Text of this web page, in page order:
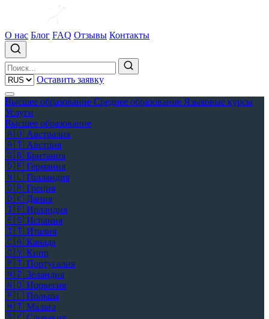
О нас Блог FAQ Отзывы Контакты
Оставить заявку
Высшее образование Среднее образование Языковые курсы
Услуги
Высшее образование
🇦🇺 Австралия
🇦🇹 Австрия
🇬🇧 Британия
🇩🇪 Германия
🇳🇱 Голландия
🇬🇷 Греция
🇩🇰 Дания
🇮🇪 Ирландия
🇪🇸 Испания
🇮🇹 Италия
🇨🇦 Канада
🇨🇾 Кипр
🇵🇹 Португалия
🇳🇿 Зеландия
🇳🇴 Норвегия
🇵🇱 Польша
🇲🇹 Мальта